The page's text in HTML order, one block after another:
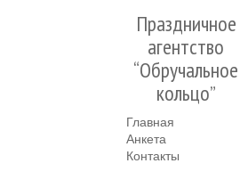
Праздничное
агентство
“Обручальное
кольцо”
Главная
Анкета
Контакты